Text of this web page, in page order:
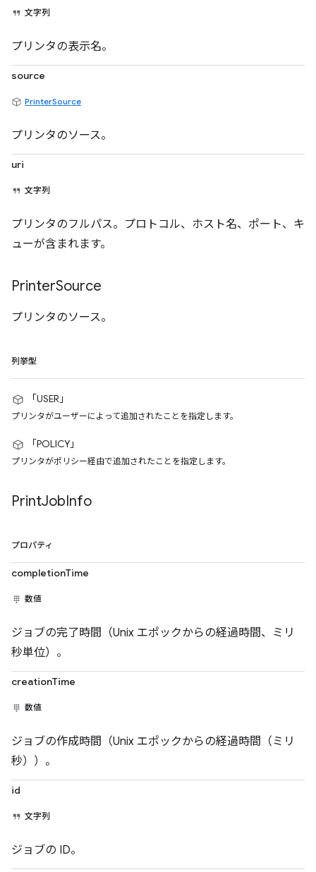
文字列
プリンタの表示名。
source
PrinterSource
プリンタのソース。
uri
文字列
プリンタのフルパス。プロトコル、ホスト名、ポート、キ
ューが含まれます。
PrinterSource
プリンタのソース。
列挙型
「USER」
プリンタがユーザーによって追加されたことを指定します。
「POLICY」
プリンタがポリシー経由で追加されたことを指定します。
PrintJobInfo
プロパティ
completionTime
数値
ジョブの完了時間（Unix エポックからの経過時間、ミリ
秒単位）。
creationTime
数値
ジョブの作成時間（Unix エポックからの経過時間（ミリ
秒））。
id
文字列
ジョブの ID。